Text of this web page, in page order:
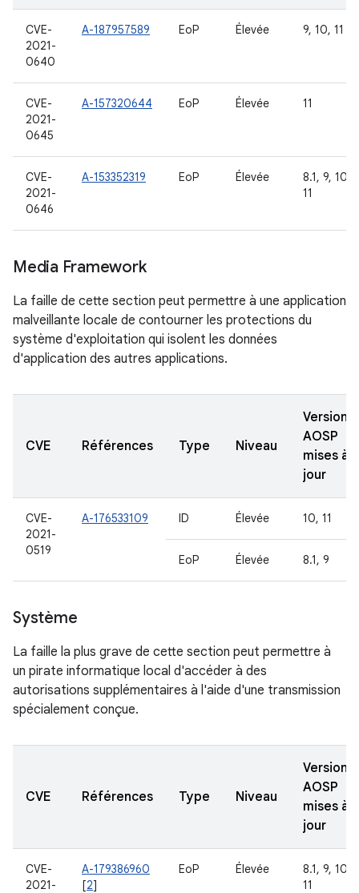
CVE-
2021-
0640
A-187957589 EoP Élevée 9, 10, 11
CVE-
2021-
0645
A-157320644 EoP Élevée 11
CVE-
2021-
0646
A-153352319 EoP Élevée
8.1, 9, 10,
11
Media Framework
La faille de cette section peut permettre à une application
malveillante locale de contourner les protections du
système d'exploitation qui isolent les données
d'application des autres applications.
CVE Références Type Niveau
Versions
AOSP
mises à
jour
CVE-
2021-
0519
A-176533109 ID Élevée 10, 11
EoP Élevée 8.1, 9
Système
La faille la plus grave de cette section peut permettre à
un pirate informatique local d'accéder à des
autorisations supplémentaires à l'aide d'une transmission
spécialement conçue.
CVE Références Type Niveau
Versions
AOSP
mises à
jour
CVE-
2021-
A-179386960
[2]
EoP Élevée
8.1, 9, 10,
11